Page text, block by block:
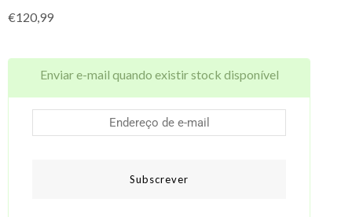
€120,99
Enviar e-mail quando existir stock disponível
Subscrever